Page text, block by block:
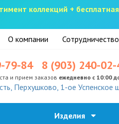
коллекций +
О компании Сотрудничество
79-84 8 (903) 240-02-
и прием заказов ежедневно с 10:00
Перхушково, 1-ое Успенское
Изделия